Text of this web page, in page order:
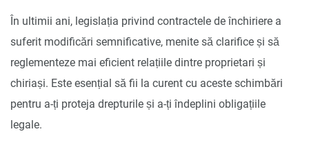
În ultimii ani, legislația privind contractele de închiriere a
suferit modificări semnificative, menite să clarifice și să
reglementeze mai eficient relațiile dintre proprietari și
chiriași. Este esențial să fii la curent cu aceste schimbări
pentru a-ți proteja drepturile și a-ți îndeplini obligațiile
legale.